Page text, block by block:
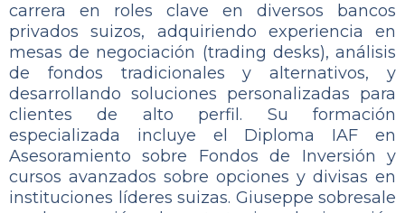
carrera en roles clave en diversos bancos
privados suizos, adquiriendo experiencia en
mesas de negociación (trading desks), análisis
de fondos tradicionales y alternativos, y
desarrollando soluciones personalizadas para
clientes de alto perfil. Su formación
especializada incluye el Diploma IAF en
Asesoramiento sobre Fondos de Inversión y
cursos avanzados sobre opciones y divisas en
instituciones líderes suizas. Giuseppe sobresale